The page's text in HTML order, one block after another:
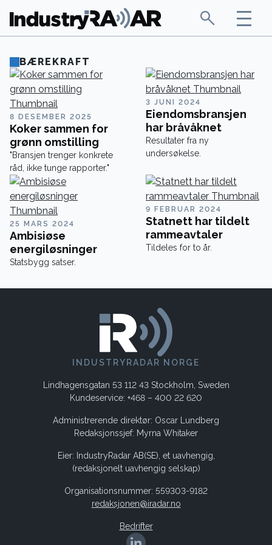
BÆREKRAFT
8 DESEMBER 2025
Koker sammen for
grønn omstilling
"Bransjen trenger konkrete
råd, ikke tunge rapporter."
3 JUNI 2024
Eiendomsbransjen
har bråvåknet
Resultater fra ny
undersøkelse.
25 MARS 2024
Ambisiøse
energiløsninger
Statsbygg satser.
9 FEBRUAR 2024
Statnett har tildelt
rammeavtaler
Tildeles for to år.
INDUSTRYRADAR NORGE
Lindhagensgatan 53 112 43 Stockholm, Sweden
Kundeservice: +468 – 400 22 620
Administrerende direktør: Oscar Lundberg
Redaksjonssjef: Myrna Whitaker
Eier: IndustryRadar AB(SE), et uavhengig,
(redaksjonelt uavhengig selskap)
Organisationsnummer: 559303-9182
redaksjonen@iradar.no
Bedrifter